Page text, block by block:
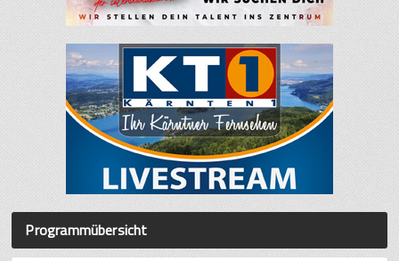
Programmübersicht